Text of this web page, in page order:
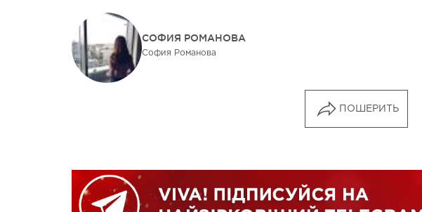
СОФИЯ РОМАНОВА
София Романова
ПОШЕРИТЬ